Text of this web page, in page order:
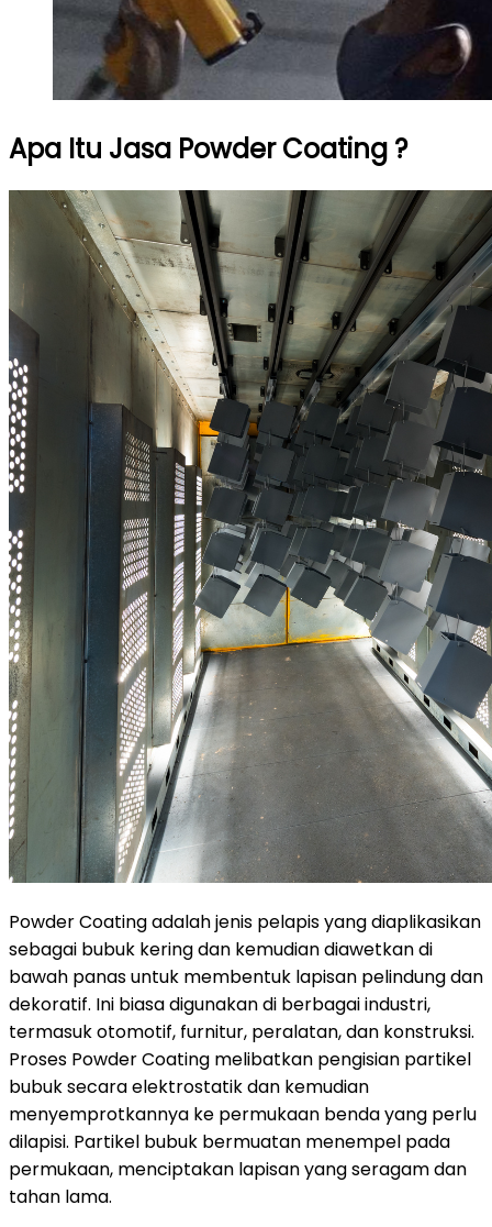
Apa Itu Jasa Powder Coating ?
Powder Coating adalah jenis pelapis yang diaplikasikan
sebagai bubuk kering dan kemudian diawetkan di
bawah panas untuk membentuk lapisan pelindung dan
dekoratif. Ini biasa digunakan di berbagai industri,
termasuk otomotif, furnitur, peralatan, dan konstruksi.
Proses Powder Coating melibatkan pengisian partikel
bubuk secara elektrostatik dan kemudian
menyemprotkannya ke permukaan benda yang perlu
dilapisi. Partikel bubuk bermuatan menempel pada
permukaan, menciptakan lapisan yang seragam dan
tahan lama.